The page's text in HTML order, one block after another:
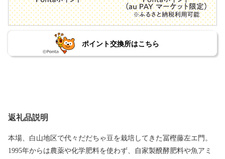
ポイント交換所はこちら
返礼品説明
本場、白山地区で代々だだちゃ豆を栽培してきた冨樫藤左エ門。
1995年からは農薬や化学肥料を使わず、自家製醗酵肥料や魚アミ